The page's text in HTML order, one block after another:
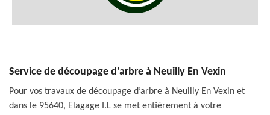
Service de découpage d’arbre à Neuilly En Vexin
Pour vos travaux de découpage d’arbre à Neuilly En Vexin et
dans le 95640, Elagage I.L se met entièrement à votre